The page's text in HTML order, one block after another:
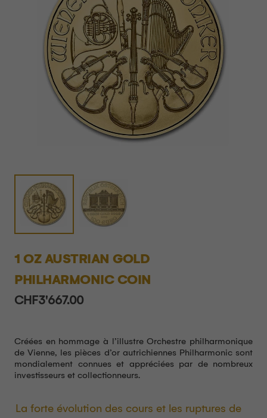
1 OZ AUSTRIAN GOLD
PHILHARMONIC COIN
CHF3'667.00
Créées en hommage à l’illustre Orchestre philharmonique
de Vienne, les pièces d’or autrichiennes Philharmonic sont
mondialement connues et appréciées par de nombreux
investisseurs et collectionneurs.
La forte évolution des cours et les ruptures de